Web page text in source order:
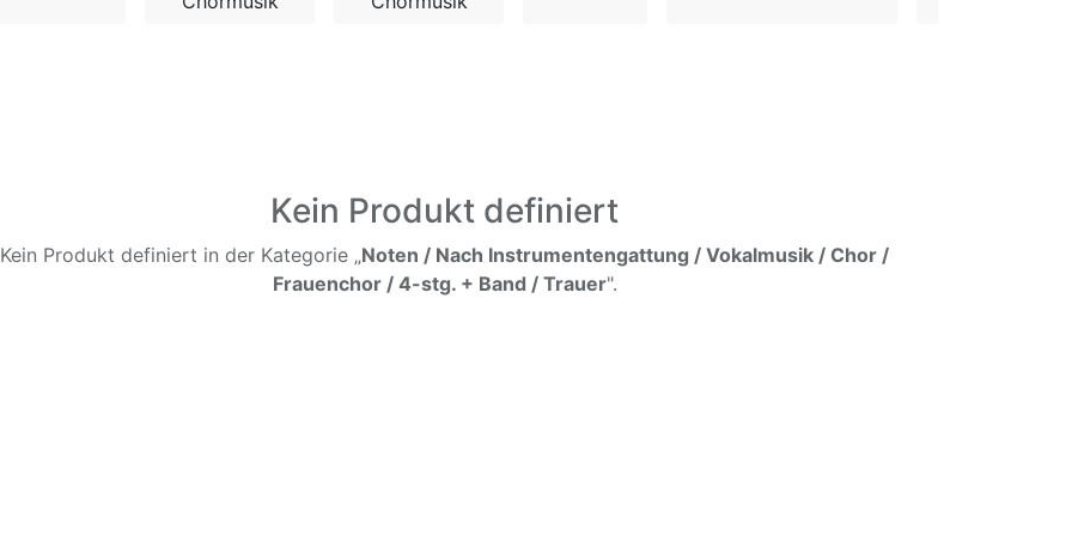
Kein Produkt definiert
Kein Produkt definiert in der Kategorie „Noten / Nach Instrumentengattung / Vokalmusik / Chor /
Frauenchor / 4-stg. + Band / Trauer".